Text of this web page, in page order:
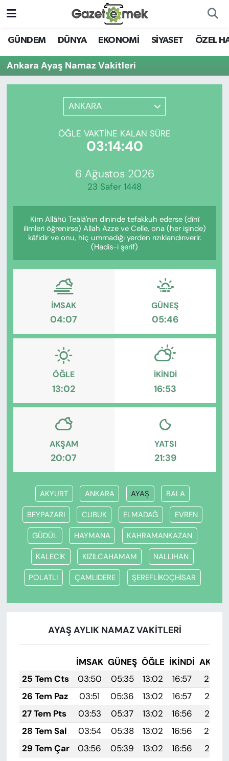
GÜNDEM DÜNYA EKONOMİ SİYASET ÖZEL
Ankara Ayaş Namaz Vakitleri
ANKARA
ÖĞLE VAKTINE KALAN SÜRE
03:14:40
6 Ağustos 2026
23 Safer 1448
Kim Allâhü Teâlâ'nın dininde tefakkuh ederse (dînî
ilimleri öğrenirse) Allah Azze ve Celle, ona (her işinde)
kâfidir ve onu, hiç ummadığı yerden rızıklandırıverir.
(Hadis-i şerif)
İMSAK
04:07
GÜNEŞ
05:46
ÖĞLE
13:02
İKINDI
16:53
AKŞAM
20:07
YATSI
21:39
AKYURT ANKARA AYAŞ BALA
BEYPAZARI CUBUK ELMADAĞ EVREN
GÜDÜL HAYMANA KAHRAMANKAZAN
KALECİK KIZILCAHAMAM NALLIHAN
POLATLI ÇAMLIDERE ŞEREFLİKOÇHİSAR
AYAŞ AYLIK NAMAZ VAKITLERI
İMSAK GÜNEŞ ÖĞLE İKINDI
25 Tem Cts
03:50 05:35 13:02 16:57
20:19
26 Tem Paz
03:51 05:36 13:02 16:57
20:18
27 Tem Pts
03:53 05:37 13:02 16:56
20:17
28 Tem Sal
03:54 05:38 13:02 16:56
20:16
29 Tem Çar
03:56 05:39 13:02 16:56
20:15
DÜNYA
EKONOMİ
YENİ MEDYADA EMEK
GAZETECİLİĞİNİ GELİŞTİRMEK
EĞİTİM
KADIN
SAĞLIK
KÜLTÜR-SANAT
MAGAZİN
ÖZEL HABER
YAZAR KÖŞESİ
SİYASET
VAN VE DİYARBAKIR HABERLERİ
Nöbetçi Eczaneler
Hava Durumu
Trafik Durumu
Süper Lig Puan Durumu ve Fikstür
Tüm Manşetler
Haber Arşivi